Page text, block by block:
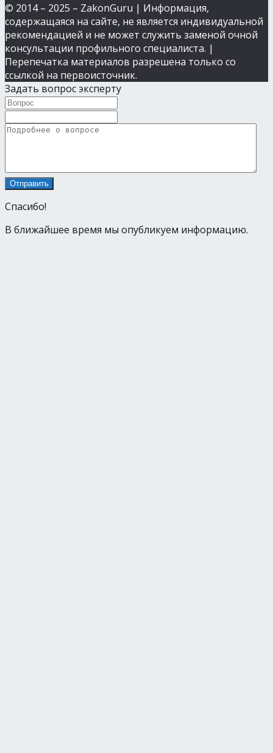
© 2014 – 2025 – ZakonGuru | Информация,
содержащаяся на сайте, не является индивидуальной
рекомендацией и не может служить заменой очной
консультации профильного специалиста. |
Перепечатка материалов разрешена только со
ссылкой на первоисточник.
Задать вопрос эксперту
Спасибо!
В ближайшее время мы опубликуем информацию.